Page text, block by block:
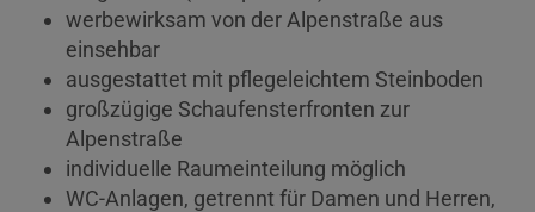
werbewirksam von der Alpenstraße aus
einsehbar
ausgestattet mit pflegeleichtem Steinboden
großzügige Schaufensterfronten zur
Alpenstraße
individuelle Raumeinteilung möglich
WC-Anlagen, getrennt für Damen und Herren,